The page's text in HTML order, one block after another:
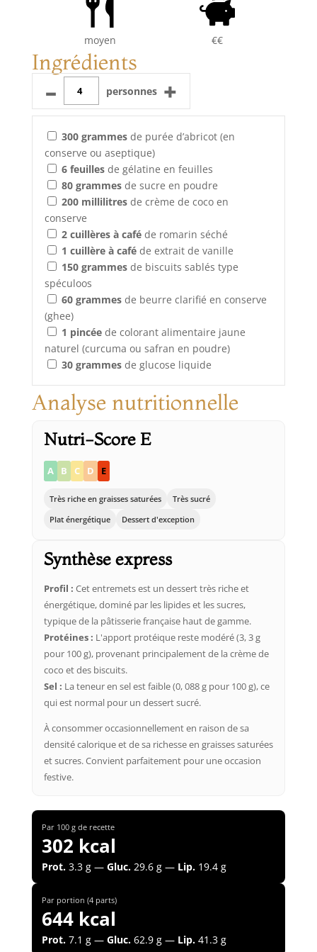
moyen €€
Ingrédients
– personnes +
300 grammesde purée d’abricot (en
conserve ou aseptique)
6 feuillesde gélatine en feuilles
80 grammesde sucre en poudre
200 millilitresde crème de coco en
conserve
2 cuillères à caféde romarin séché
1 cuillère à caféde extrait de vanille
150 grammesde biscuits sablés type
spéculoos
60 grammesde beurre clarifié en conserve
(ghee)
1 pincéede colorant alimentaire jaune
naturel (curcuma ou safran en poudre)
30 grammesde glucose liquide
Analyse nutritionnelle
Nutri-Score E
A B C D E
Très riche en graisses saturées
Très sucré
Plat énergétique
Dessert d'exception
Synthèse express
Profil : Cet entremets est un dessert très riche et
énergétique, dominé par les lipides et les sucres,
typique de la pâtisserie française haut de gamme.
Protéines : L'apport protéique reste modéré (3, 3 g
pour 100 g), provenant principalement de la crème de
coco et des biscuits.
Sel : La teneur en sel est faible (0, 088 g pour 100 g), ce
qui est normal pour un dessert sucré.
À consommer occasionnellement en raison de sa
densité calorique et de sa richesse en graisses saturées
et sucres. Convient parfaitement pour une occasion
festive.
Par 100 g de recette
302 kcal
Prot.3.3 g — Gluc.29.6 g — Lip.19.4 g
Par portion (4 parts)
644 kcal
Prot.7.1 g — Gluc.62.9 g — Lip.41.3 g